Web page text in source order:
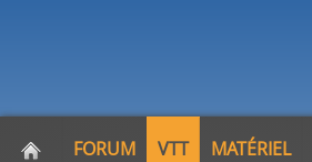
FORUM VTT MATÉRIEL